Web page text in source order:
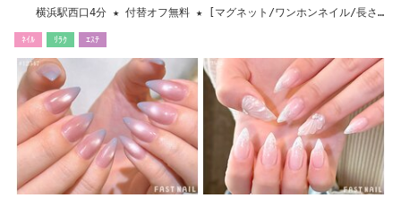
横浜駅西口4分 ★ 付替オフ無料 ★ [マグネット/ワンホンネイル/長さ
ﾈｲﾙ ﾘﾗｸ ｴｽﾃ